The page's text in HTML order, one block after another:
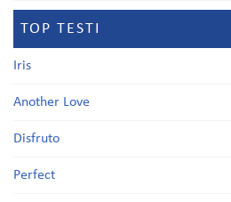
TOP TESTI
Iris
Another Love
Disfruto
Perfect